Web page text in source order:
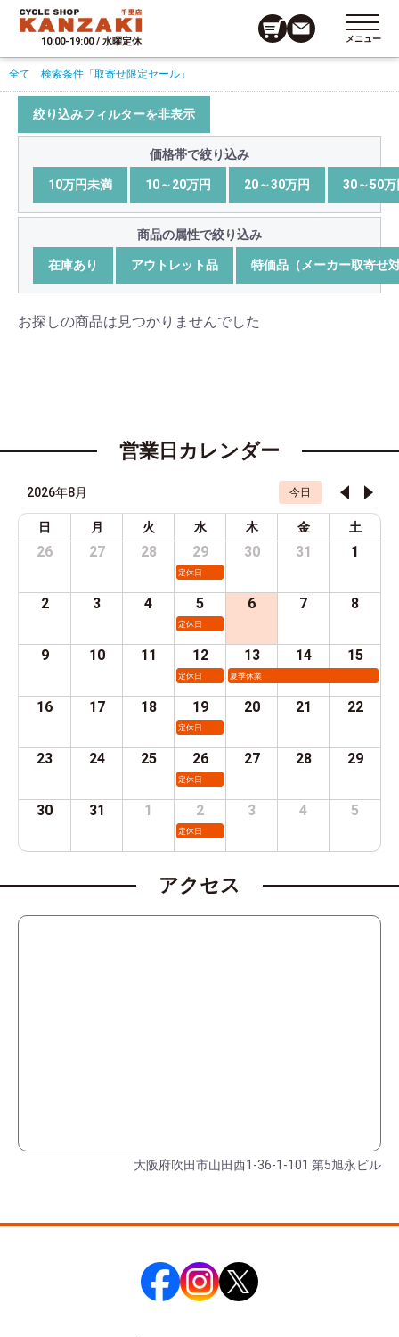
10:00-19:00 / 水曜定休 メニュー
全て 検索条件 「取寄せ限定セール」
絞り込みフィルターを非表示
価格帯で絞り込み
10万円未満 10～20万円 20～30万円 30～50万
商品の属性で絞り込み
在庫あり アウトレット品 特価品（メーカー取寄せ
お探しの商品は見つかりませんでした
営業日カレンダー
2026年8月 今日
日 月 火 水 木 金 土
26 27 28 29
定休日
30 31 1
2 3 4 5
定休日
6 7 8
9 10 11 12
定休日
13
夏季休業
14 15
16 17 18 19
定休日
20 21 22
23 24 25 26
定休日
27 28 29
30 31 1 2
定休日
3 4 5
アクセス
大阪府吹田市山田西1-36-1-101 第5旭永ビル